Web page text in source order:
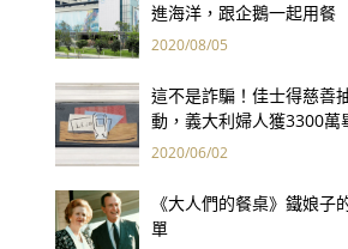
進海洋，跟企鵝一起用餐
2020/08/05
這不是詐騙！佳士得慈善
動，義大利婦人獲3300萬
作
2020/06/02
《大人們的餐桌》鐵娘子
單